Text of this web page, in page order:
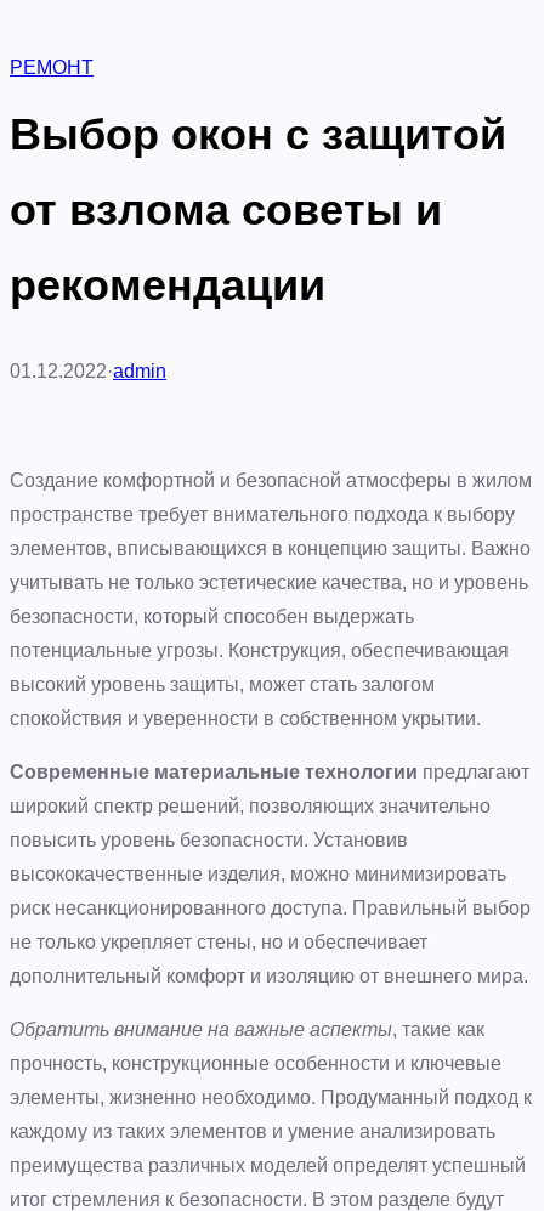
РЕМОНТ
Выбор окон с защитой
от взлома советы и
рекомендации
01.12.2022·admin
Создание комфортной и безопасной атмосферы в жилом
пространстве требует внимательного подхода к выбору
элементов, вписывающихся в концепцию защиты. Важно
учитывать не только эстетические качества, но и уровень
безопасности, который способен выдержать
потенциальные угрозы. Конструкция, обеспечивающая
высокий уровень защиты, может стать залогом
спокойствия и уверенности в собственном укрытии.
Современные материальные технологии предлагают
широкий спектр решений, позволяющих значительно
повысить уровень безопасности. Установив
высококачественные изделия, можно минимизировать
риск несанкционированного доступа. Правильный выбор
не только укрепляет стены, но и обеспечивает
дополнительный комфорт и изоляцию от внешнего мира.
Обратить внимание на важные аспекты, такие как
прочность, конструкционные особенности и ключевые
элементы, жизненно необходимо. Продуманный подход к
каждому из таких элементов и умение анализировать
преимущества различных моделей определят успешный
итог стремления к безопасности. В этом разделе будут